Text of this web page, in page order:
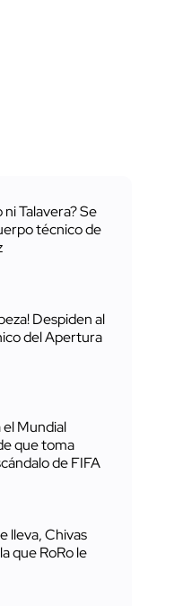
Talavera? Se
técnico de
Despiden al
del Apertura
Mundial
que toma
de FIFA
lleva, Chivas
que RoRo le